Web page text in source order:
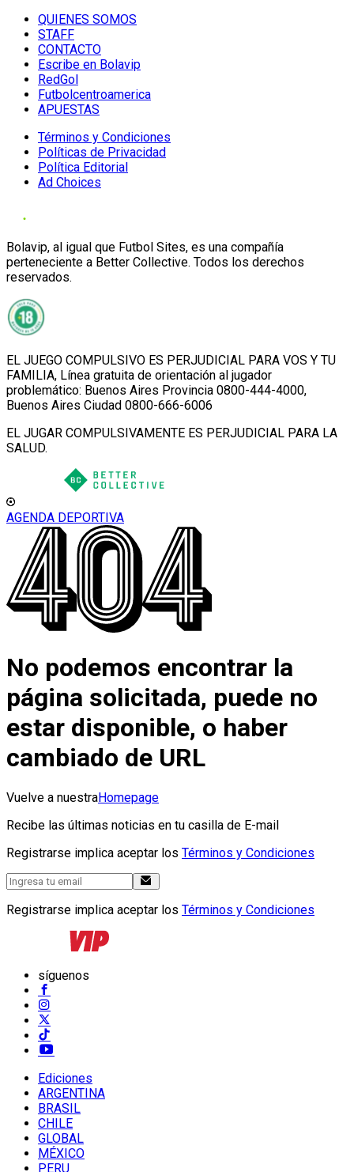
QUIENES SOMOS
STAFF
CONTACTO
Escribe en Bolavip
RedGol
Futbolcentroamerica
APUESTAS
Términos y Condiciones
Políticas de Privacidad
Política Editorial
Ad Choices
Bolavip, al igual que Futbol Sites, es una compañía
perteneciente a Better Collective. Todos los derechos
reservados.
EL JUEGO COMPULSIVO ES PERJUDICIAL PARA VOS Y TU
FAMILIA, Línea gratuita de orientación al jugador
problemático: Buenos Aires Provincia 0800-444-4000,
Buenos Aires Ciudad 0800-666-6006
EL JUGAR COMPULSIVAMENTE ES PERJUDICIAL PARA LA
SALUD.
AGENDA DEPORTIVA
No podemos encontrar la
página solicitada, puede no
estar disponible, o haber
cambiado de URL
Vuelve a nuestraHomepage
Recibe las últimas noticias en tu casilla de E-mail
Registrarse implica aceptar los Términos y Condiciones
Registrarse implica aceptar los Términos y Condiciones
síguenos
Ediciones
ARGENTINA
BRASIL
CHILE
GLOBAL
MÉXICO
PERU